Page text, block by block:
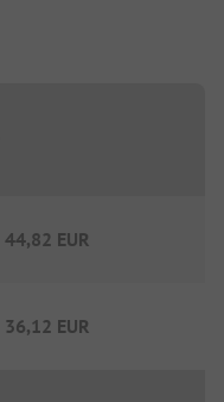
44,82 EUR
36,12 EUR